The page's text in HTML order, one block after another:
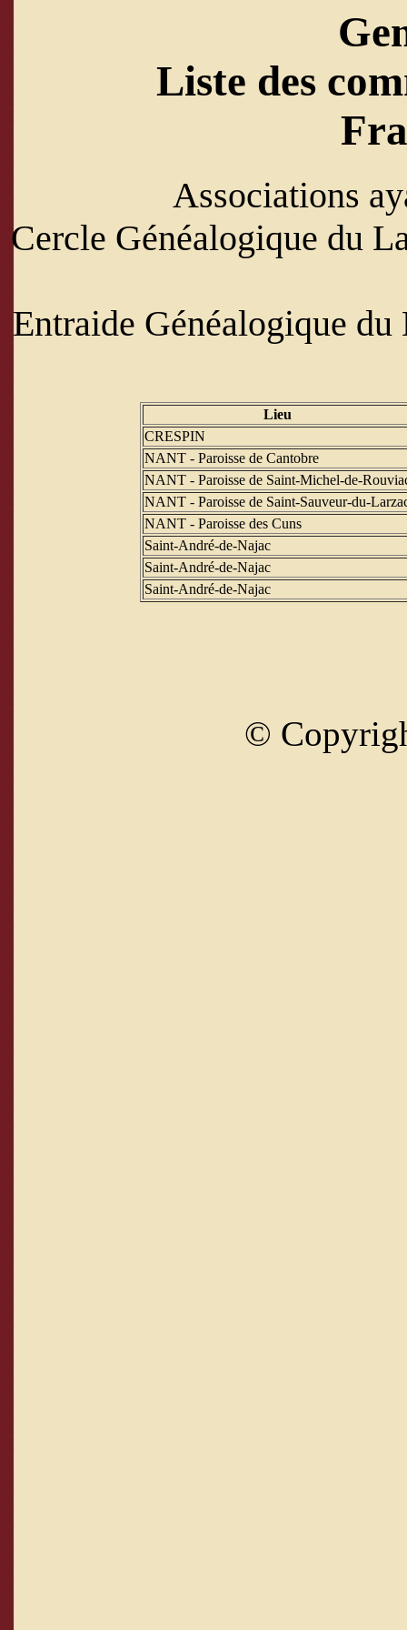
Liste des
Associations
Cercle Généalogique du
Entraide Généalogique
Lieu
CRESPIN
NANT - Paroisse de Cantobre
NANT - Paroisse de Saint-Michel-de-
NANT - Paroisse de Saint-Sauveur-du-
NANT - Paroisse des Cuns
Saint-André-de-Najac
Saint-André-de-Najac
Saint-André-de-Najac
©